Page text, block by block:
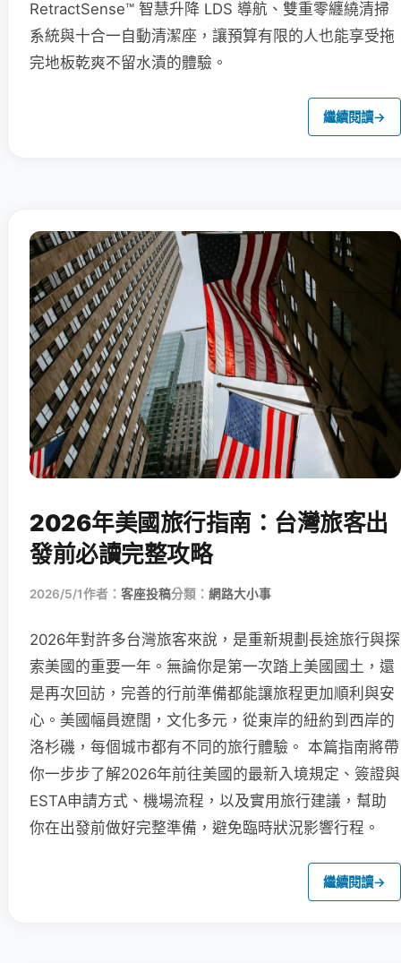
RetractSense™ 智慧升降 LDS 導航、雙重零纏繞清掃
系統與十合一自動清潔座，讓預算有限的人也能享受拖
完地板乾爽不留水漬的體驗。
繼續閱讀→
2026年美國旅行指南：台灣旅客出
發前必讀完整攻略
2026/5/1作者： 客座投稿分類： 網路大小事
2026年對許多台灣旅客來說，是重新規劃長途旅行與探
索美國的重要一年。無論你是第一次踏上美國國土，還
是再次回訪，完善的行前準備都能讓旅程更加順利與安
心。美國幅員遼闊，文化多元，從東岸的紐約到西岸的
洛杉磯，每個城市都有不同的旅行體驗。 本篇指南將帶
你一步步了解2026年前往美國的最新入境規定、簽證與
ESTA申請方式、機場流程，以及實用旅行建議，幫助
你在出發前做好完整準備，避免臨時狀況影響行程。
繼續閱讀→